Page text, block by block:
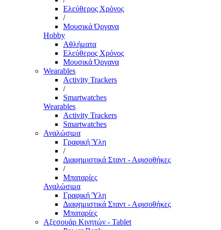
Ελεύθερος Χρόνος
/
Μουσικά Όργανα
Hobby
Αθλήματα
Ελεύθερος Χρόνος
Μουσικά Όργανα
Wearables
Activity Trackers
/
Smartwatches
Wearables
Activity Trackers
Smartwatches
Αναλώσιμα
Γραφική Ύλη
/
Διαφημιστικά Σταντ - Αφισοθήκες
/
Μπαταρίες
Αναλώσιμα
Γραφική Ύλη
Διαφημιστικά Σταντ - Αφισοθήκες
Μπαταρίες
Αξεσουάρ Κινητών - Tablet